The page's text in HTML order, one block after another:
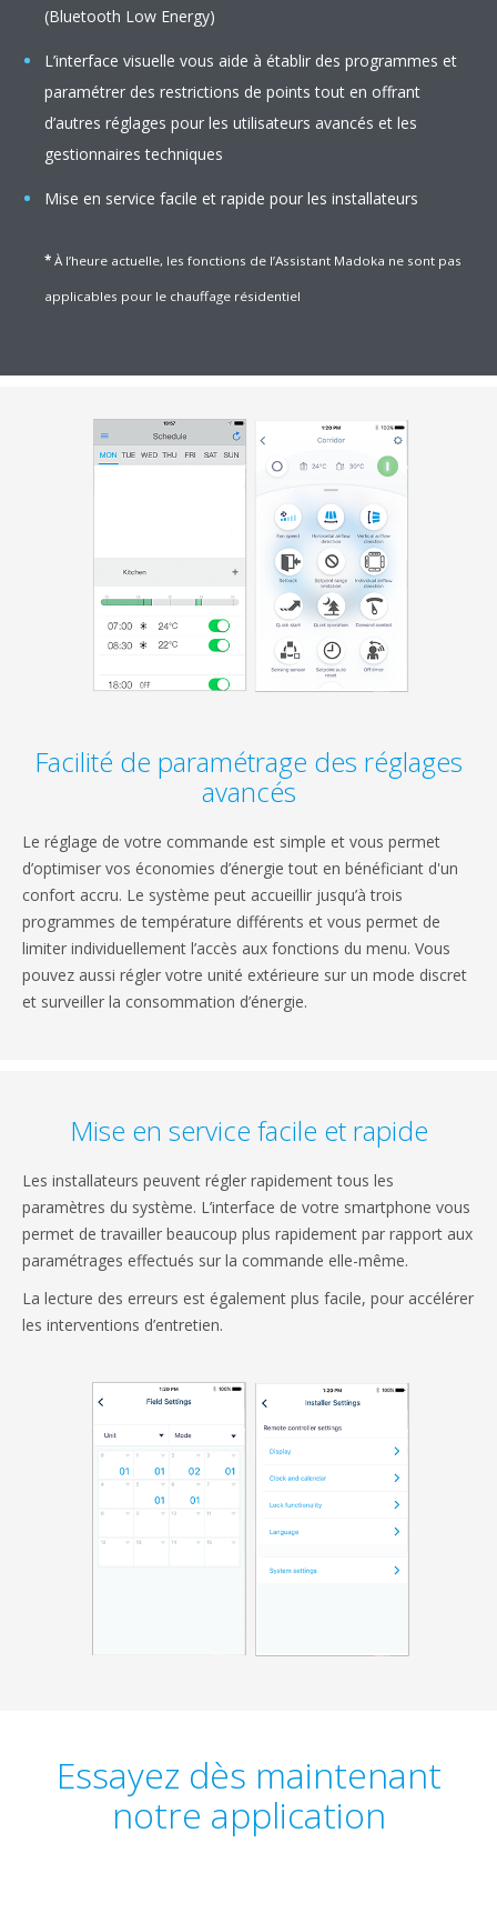
(Bluetooth Low Energy)
L’interface visuelle vous aide à établir des programmes et
paramétrer des restrictions de points tout en offrant
d’autres réglages pour les utilisateurs avancés et les
gestionnaires techniques
Mise en service facile et rapide pour les installateurs
* À l’heure actuelle, les fonctions de l’Assistant Madoka ne sont pas
applicables pour le chauffage résidentiel
Facilité de paramétrage des réglages
avancés
Le réglage de votre commande est simple et vous permet
d’optimiser vos économies d’énergie tout en bénéficiant d'un
confort accru. Le système peut accueillir jusqu’à trois
programmes de température différents et vous permet de
limiter individuellement l’accès aux fonctions du menu. Vous
pouvez aussi régler votre unité extérieure sur un mode discret
et surveiller la consommation d’énergie.
Mise en service facile et rapide
Les installateurs peuvent régler rapidement tous les
paramètres du système. L’interface de votre smartphone vous
permet de travailler beaucoup plus rapidement par rapport aux
paramétrages effectués sur la commande elle-même.
La lecture des erreurs est également plus facile, pour accélérer
les interventions d’entretien.
Essayez dès maintenant
notre application